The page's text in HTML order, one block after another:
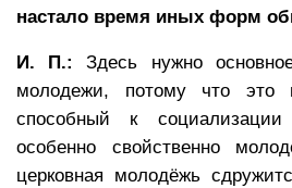
настало время иных форм
И. П.:Здесь нужно
молодежи, потому что это
способный к
особенно свойственно
церковная молодёжь